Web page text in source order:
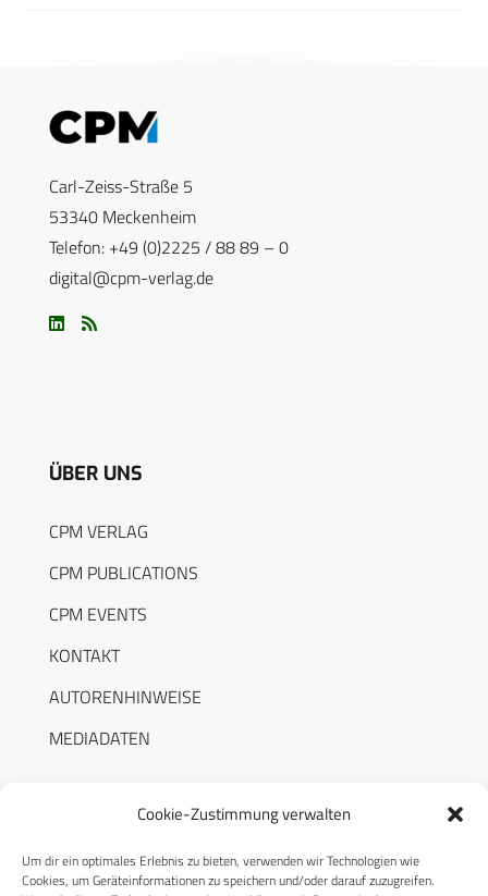
Cookie-Zustimmung verwalten
Um dir ein optimales Erlebnis zu bieten, verwenden wir Technologien wie
Cookies, um Geräteinformationen zu speichern und/oder darauf zuzugreifen.
Carl-Zeiss-Straße 5
53340 Meckenheim
Telefon: +49 (0)2225 / 88 89 – 0
digital@cpm-verlag.de
ÜBER UNS
CPM VERLAG
CPM PUBLICATIONS
CPM EVENTS
KONTAKT
AUTORENHINWEISE
MEDIADATEN
RECHTLICHES